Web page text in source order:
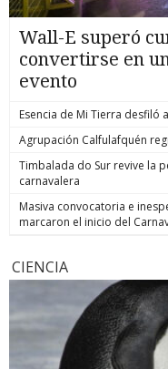
Wall-E superó
convertirse en
evento
Esencia de Mi Tierra
Agrupación Calfulafquén
Timbalada do Sur revive la
carnavalera
Masiva convocatoria e
marcaron el inicio del
CIENCIA